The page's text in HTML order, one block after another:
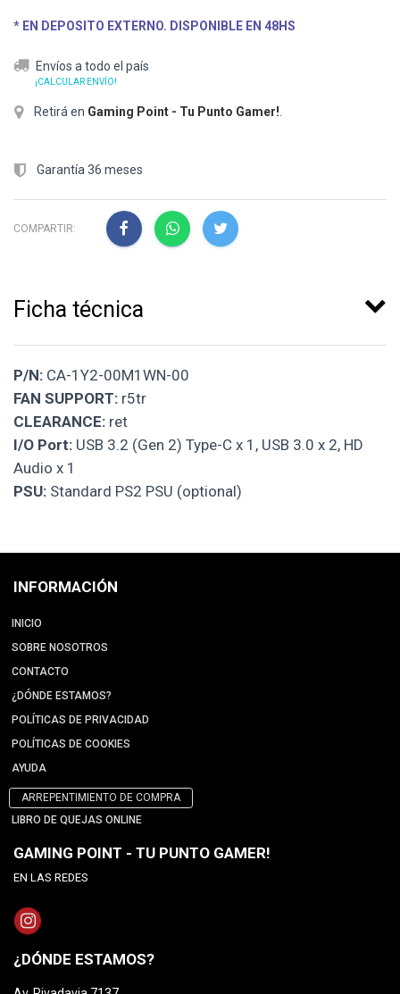
* EN DEPOSITO EXTERNO. DISPONIBLE EN 48HS
Envíos a todo el país
¡CALCULAR ENVÍO!
Retirá en Gaming Point - Tu Punto Gamer!
Garantía 36 meses
COMPARTIR:
Ficha técnica
P/N: CA-1Y2-00M1WN-00
FAN SUPPORT: r5tr
CLEARANCE: ret
I/O Port: USB 3.2 (Gen 2) Type-C x 1, USB 3.0 x 2, HD
Audio x 1
PSU: Standard PS2 PSU (optional)
INFORMACIÓN
INICIO
SOBRE NOSOTROS
CONTACTO
¿DÓNDE ESTAMOS?
POLÍTICAS DE PRIVACIDAD
POLÍTICAS DE COOKIES
AYUDA
ARREPENTIMIENTO DE COMPRA
LIBRO DE QUEJAS ONLINE
GAMING POINT - TU PUNTO GAMER!
EN LAS REDES
¿DÓNDE ESTAMOS?